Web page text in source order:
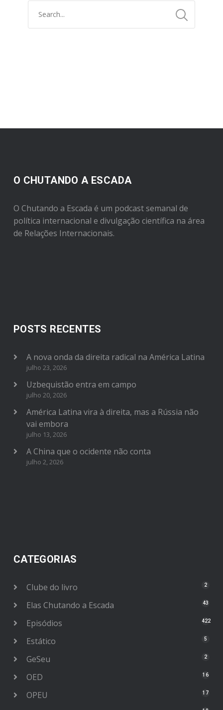
O CHUTANDO A ESCADA
O Chutando a Escada é um podcast semanal de
política internacional e divulgação científica na área
de Relações Internacionais.
POSTS RECENTES
A nova onda da direita radical na América Latina
julho 23, 2026
Uzbequistão entra em campo
julho 20, 2026
América Latina vira à direita, mas a Rússia não
vai embora
julho 13, 2026
A China que o ocidente não conta
julho 2, 2026
CATEGORIAS
Clube do livro 2
Elas Chutando a Escada 43
Episódios 422
Estático 5
GeSeu 2
OED 16
OPEU 17